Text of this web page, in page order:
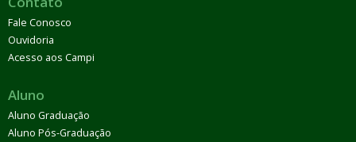
Fale Conosco
Ouvidoria
Acesso aos Campi
Aluno
Aluno Graduação
Aluno Pós-Graduação